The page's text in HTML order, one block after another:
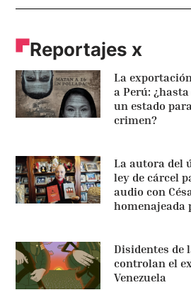
Reportajes x
La
a Perú:
un estado
crimen?
La autora del
ley de cárcel
audio con
homenajeada
Disidentes de
controlan el
Venezuela